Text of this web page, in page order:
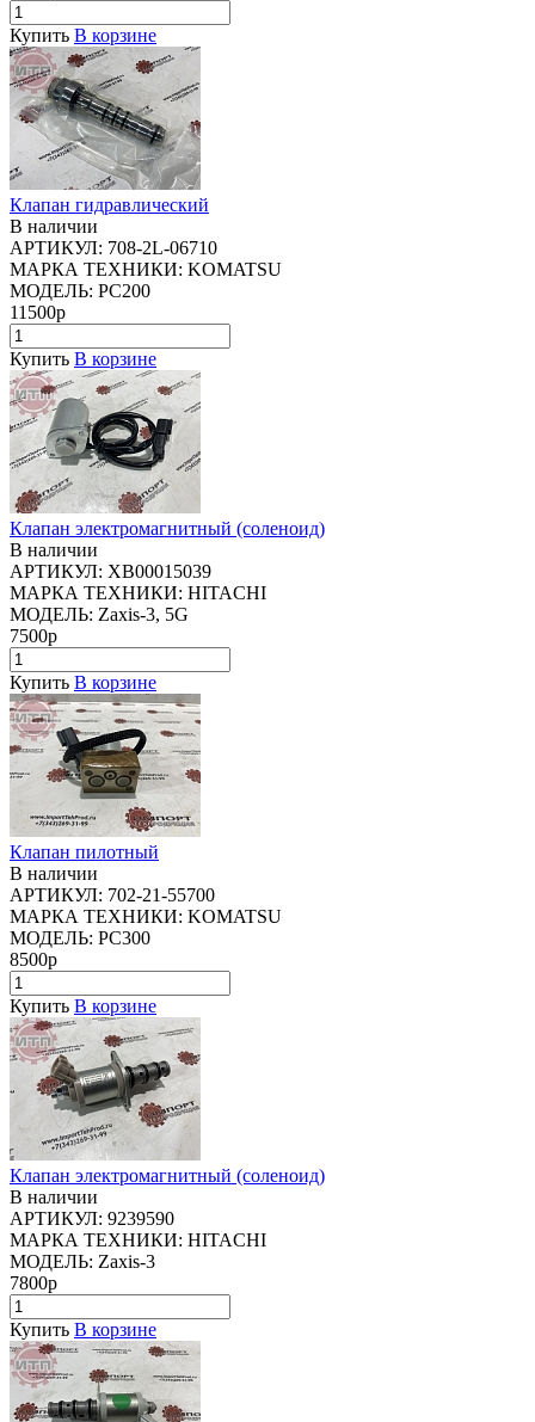
Купить В корзине
Клапан гидравлический
В наличии
АРТИКУЛ: 708-2L-06710
МАРКА ТЕХНИКИ: KOMATSU
МОДЕЛЬ: PC200
11500р
Купить В корзине
Клапан электромагнитный (соленоид)
В наличии
АРТИКУЛ: XB00015039
МАРКА ТЕХНИКИ: HITACHI
МОДЕЛЬ: Zaxis-3, 5G
7500р
Купить В корзине
Клапан пилотный
В наличии
АРТИКУЛ: 702-21-55700
МАРКА ТЕХНИКИ: KOMATSU
МОДЕЛЬ: PC300
8500р
Купить В корзине
Клапан электромагнитный (соленоид)
В наличии
АРТИКУЛ: 9239590
МАРКА ТЕХНИКИ: HITACHI
МОДЕЛЬ: Zaxis-3
7800р
Купить В корзине